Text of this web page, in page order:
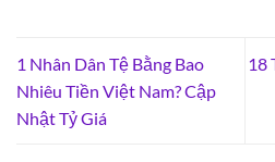
1 Nhân Dân Tệ Bằng Bao
Nhiêu Tiền Việt Nam? Cập
Nhật Tỷ Giá
18